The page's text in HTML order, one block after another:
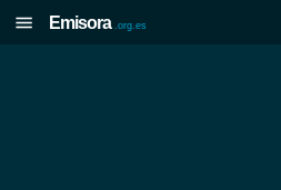
Emisora .org.es